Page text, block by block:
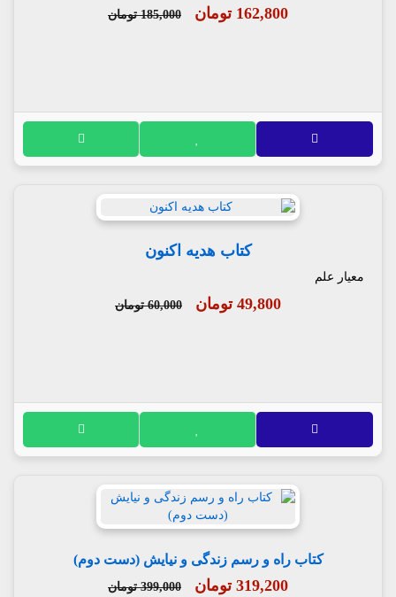
162,800 تومان 185,000 تومان
کتاب هدیه اکنون
معیار علم
49,800 تومان 60,000 تومان
کتاب راه و رسم زندگی و نیایش (دست دوم)
319,200 تومان 399,000 تومان